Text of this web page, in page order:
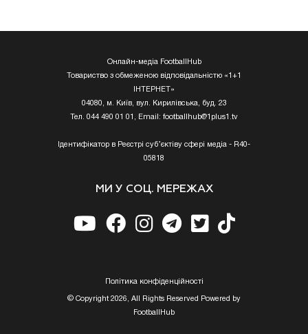
Онлайн-медіа FootballHub
Товариство з обмеженою відповідальністю «1+1
ІНТЕРНЕТ»
04080, м. Київ, вул. Кирилівська, буд. 23
Тел. 044 490 01 01, Email: footballhub@1plus1.tv
Ідентифікатор в Реєстрі суб’єктіву сфері медіа - R40-
05818
МИ У СОЦ. МЕРЕЖАХ
Полiтика конфiденцiйностi
© Copyright 2026, All Rights Reserved Powered by
FootballHub